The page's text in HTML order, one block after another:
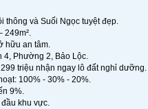
thông và Suối Ngọc tuyệt đẹp.
249m².
hữu an tâm.
4, Phường 2, Bảo Lộc.
triệu nhận ngay lô đất nghỉ dưỡng.
100% - 30% - 20%.
9%.
khu vực.